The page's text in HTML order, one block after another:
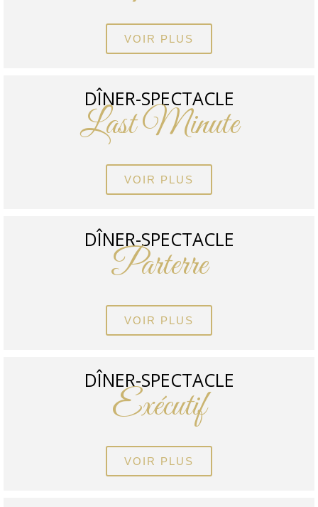
VOIR PLUS
DÎNER-SPECTACLE
Last Minute
VOIR PLUS
DÎNER-SPECTACLE
Parterre
VOIR PLUS
DÎNER-SPECTACLE
Exécutif
VOIR PLUS